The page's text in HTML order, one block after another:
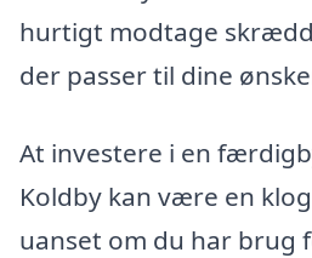
hurtigt modtage
der passer til dine
At investere i en
Koldby kan være en
uanset om du har brug